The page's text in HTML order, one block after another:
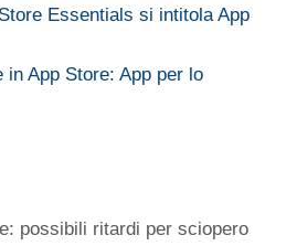
Essentials si intitola App
in App Store: App per lo
possibili ritardi per sciopero